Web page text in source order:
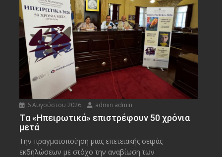
6 Αυγούστου 2026 admin admin
Tα «Ηπειρωτικά» επιστρέφουν 50 χρόνια
μετά
Την πραγματοποίηση μιας επετειακής σειράς
εκδηλώσεων με στόχο την αναβίωση των